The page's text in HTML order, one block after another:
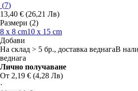
(7)
13,40 € (26,21 Лв)
Размери (2)
8 x 8 cm10 x 15 cm
Добави
На склад > 5 бр., доставка веднагаВ
веднага
Лично получаване
От 2,19 € (4,28 Лв)
·